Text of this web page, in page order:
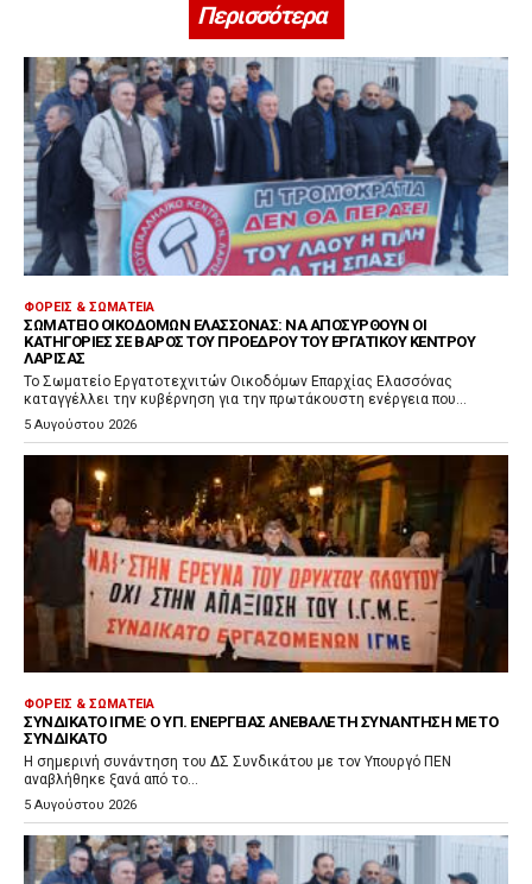
Περισσότερα
ΦΟΡΕΊΣ & ΣΩΜΑΤΕΊΑ
ΣΩΜΑΤΕΊΟ ΟΙΚΟΔΌΜΩΝ ΕΛΑΣΣΌΝΑΣ: ΝΑ ΑΠΟΣΥΡΘΟΎΝ ΟΙ
ΚΑΤΗΓΟΡΊΕΣ ΣΕ ΒΆΡΟΣ ΤΟΥ ΠΡΟΈΔΡΟΥ ΤΟΥ ΕΡΓΑΤΙΚΟΎ ΚΈΝΤΡΟΥ
ΛΆΡΙΣΑΣ
Το Σωματείο Εργατοτεχνιτών Οικοδόμων Επαρχίας Ελασσόνας
καταγγέλλει την κυβέρνηση για την πρωτάκουστη ενέργεια που...
5 Αυγούστου 2026
ΦΟΡΕΊΣ & ΣΩΜΑΤΕΊΑ
ΣΥΝΔΙΚΆΤΟ ΙΓΜΕ: Ο ΥΠ. ΕΝΈΡΓΕΙΑΣ ΑΝΈΒΑΛΕ ΤΗ ΣΥΝΆΝΤΗΣΗ ΜΕ ΤΟ
ΣΥΝΔΙΚΆΤΟ
Η σημερινή συνάντηση του ΔΣ Συνδικάτου με τον Υπουργό ΠΕΝ
αναβλήθηκε ξανά από το...
5 Αυγούστου 2026